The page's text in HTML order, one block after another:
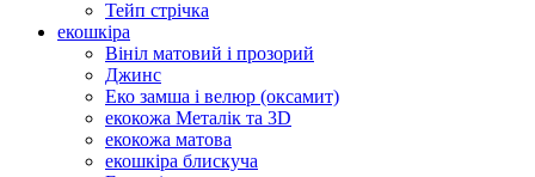
Тейп стрічка
екошкіра
Вініл матовий і прозорий
Джинс
Еко замша і велюр (оксамит)
екокожа Металік та 3D
екокожа матова
екошкіра блискуча